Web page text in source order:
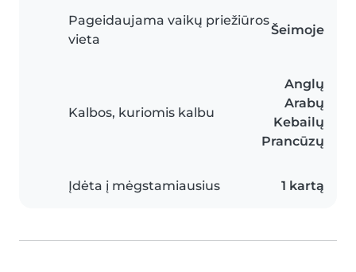
Pageidaujama vaikų priežiūros
vieta
Šeimoje
Kalbos, kuriomis kalbu
Anglų
Arabų
Kebailų
Prancūzų
Įdėta į mėgstamiausius 1 kartą